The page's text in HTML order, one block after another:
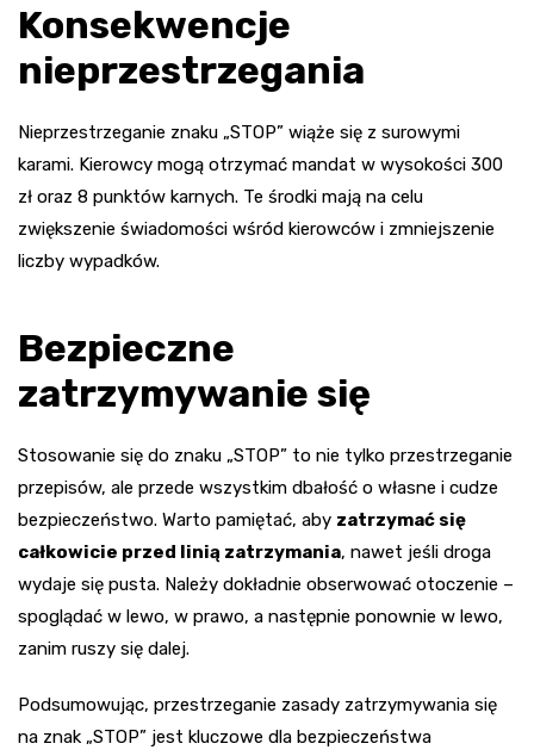
Konsekwencje
nieprzestrzegania
Nieprzestrzeganie znaku „STOP” wiąże się z surowymi
karami. Kierowcy mogą otrzymać mandat w wysokości 300
zł oraz 8 punktów karnych. Te środki mają na celu
zwiększenie świadomości wśród kierowców i zmniejszenie
liczby wypadków.
Bezpieczne
zatrzymywanie się
Stosowanie się do znaku „STOP” to nie tylko przestrzeganie
przepisów, ale przede wszystkim dbałość o własne i cudze
bezpieczeństwo. Warto pamiętać, aby zatrzymać się
całkowicie przed linią zatrzymania, nawet jeśli droga
wydaje się pusta. Należy dokładnie obserwować otoczenie –
spoglądać w lewo, w prawo, a następnie ponownie w lewo,
zanim ruszy się dalej.
Podsumowując, przestrzeganie zasady zatrzymywania się
na znak „STOP” jest kluczowe dla bezpieczeństwa